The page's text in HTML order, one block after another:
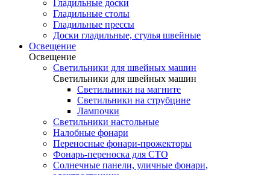
Гладильные доски
Гладильные столы
Гладильные прессы
Доски гладильные, стулья швейные
Освещение
Освещение
Светильники для швейных машин
Светильники для швейных машин
Светильники на магните
Светильники на струбцине
Лампочки
Светильники настольные
Налобные фонари
Переносные фонари-прожекторы
Фонарь-переноска для СТО
Солнечные панели, уличные фонари,